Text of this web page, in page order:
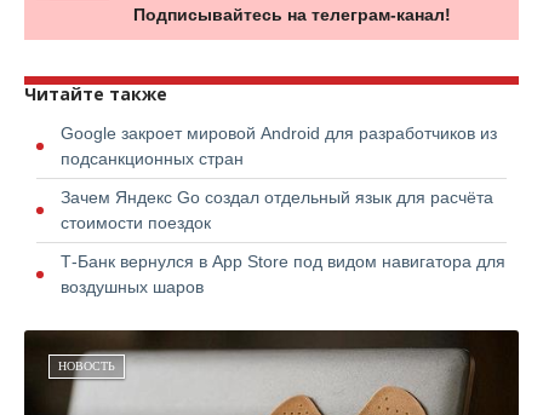
Подписывайтесь на телеграм-канал!
Читайте также
Google закроет мировой Android для разработчиков из
подсанкционных стран
Зачем Яндекс Go создал отдельный язык для расчёта
стоимости поездок
Т-Банк вернулся в App Store под видом навигатора для
воздушных шаров
НОВОСТЬ